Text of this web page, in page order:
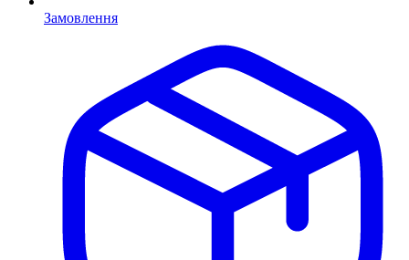
Замовлення